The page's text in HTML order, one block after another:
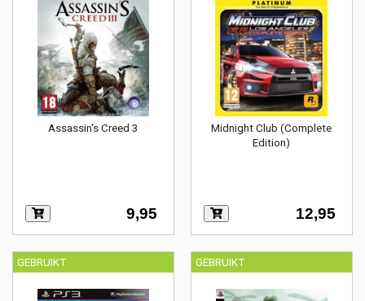
Assassin's Creed 3
9,95
Midnight Club (Complete
Edition)
12,95
GEBRUIKT GEBRUIKT